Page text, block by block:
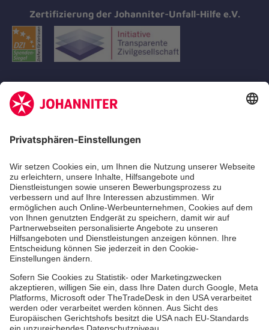
Zertifizierung der Johanniter-Unfall-Hilfe e.V.
Erste-Hilfe-Kurse
Jobs
Ehrenamt
Freiwilligendienst
Johanniter-Jugend
Spendenprojekte
Kindertagesstätten